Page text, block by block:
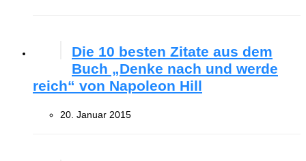
Die 10 besten Zitate aus dem
Buch „Denke nach und werde
reich“ von Napoleon Hill
20. Januar 2015